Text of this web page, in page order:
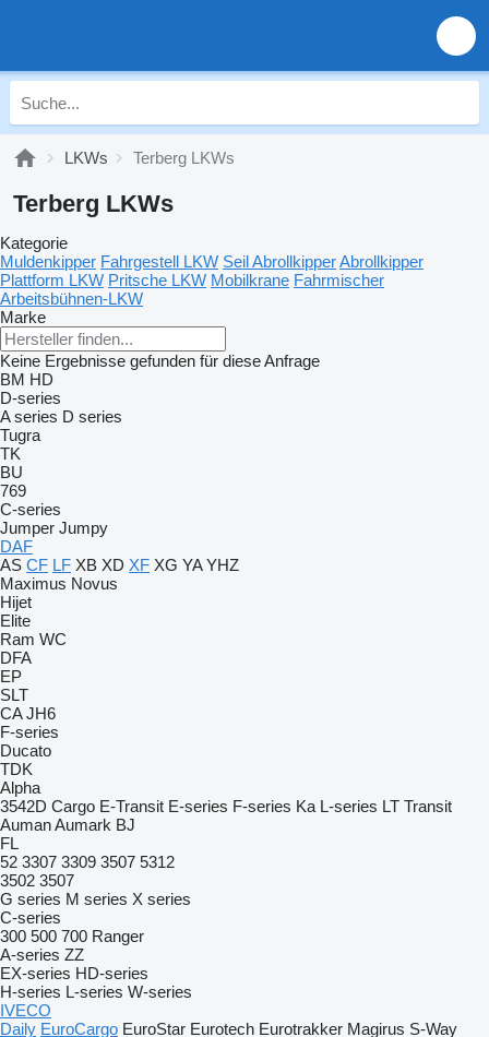
LKWs Terberg LKWs
Terberg LKWs
Kategorie
Muldenkipper Fahrgestell LKW Seil AbrollkipperAbrollkipper
Plattform LKW Pritsche LKW Mobilkrane Fahrmischer
Arbeitsbühnen-LKW
Marke
Keine Ergebnisse gefunden für diese Anfrage
BM HD
D-series
A series D series
Tugra
TK
BU
769
C-series
Jumper Jumpy
DAF
AS CF LF XB XD XF XG YA YHZ
Maximus Novus
Hijet
Elite
Ram WC
DFA
EP
SLT
CA JH6
F-series
Ducato
TDK
Alpha
3542D Cargo E-Transit E-series F-series Ka L-series LT Transit
AumanAumark BJ
FL
52 3307 3309 3507 5312
3502 3507
G series M series X series
C-series
300 500 700 Ranger
A-series ZZ
EX-series HD-series
H-series L-series W-series
IVECO
Daily EuroCargo EuroStar Eurotech Eurotrakker Magirus S-Way